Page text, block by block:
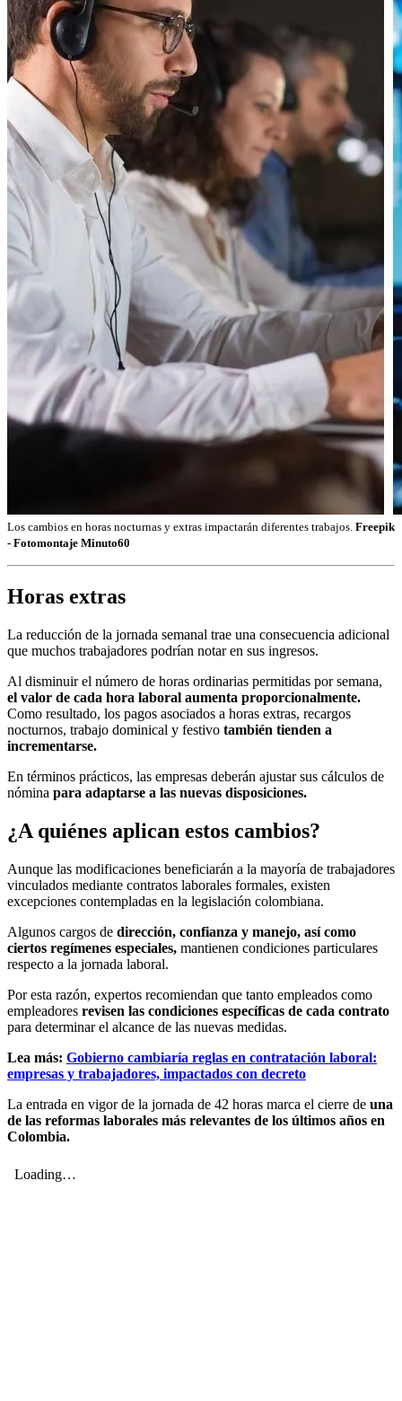
Los cambios en horas nocturnas y extras impactarán diferentes trabajos. Freepik
- Fotomontaje Minuto60
Horas extras
La reducción de la jornada semanal trae una consecuencia adicional
que muchos trabajadores podrían notar en sus ingresos.
Al disminuir el número de horas ordinarias permitidas por semana,
el valor de cada hora laboral aumenta proporcionalmente.
Como resultado, los pagos asociados a horas extras, recargos
nocturnos, trabajo dominical y festivo también tienden a
incrementarse.
En términos prácticos, las empresas deberán ajustar sus cálculos de
nómina para adaptarse a las nuevas disposiciones.
¿A quiénes aplican estos cambios?
Aunque las modificaciones beneficiarán a la mayoría de trabajadores
vinculados mediante contratos laborales formales, existen
excepciones contempladas en la legislación colombiana.
Algunos cargos de dirección, confianza y manejo, así como
ciertos regímenes especiales, mantienen condiciones particulares
respecto a la jornada laboral.
Por esta razón, expertos recomiendan que tanto empleados como
empleadores revisen las condiciones específicas de cada contrato
para determinar el alcance de las nuevas medidas.
Lea más: Gobierno cambiaría reglas en contratación laboral:
empresas y trabajadores, impactados con decreto
La entrada en vigor de la jornada de 42 horas marca el cierre de una
de las reformas laborales más relevantes de los últimos años en
Colombia.